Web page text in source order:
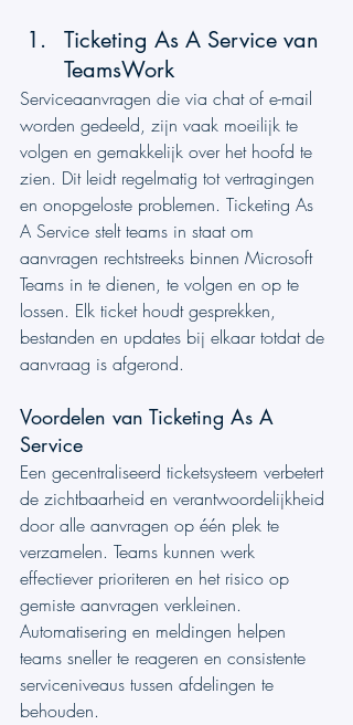
Ticketing As A Service van
TeamsWork
Serviceaanvragen die via chat of e-mail
worden gedeeld, zijn vaak moeilijk te
volgen en gemakkelijk over het hoofd te
zien. Dit leidt regelmatig tot vertragingen
en onopgeloste problemen. Ticketing As
A Service stelt teams in staat om
aanvragen rechtstreeks binnen Microsoft
Teams in te dienen, te volgen en op te
lossen. Elk ticket houdt gesprekken,
bestanden en updates bij elkaar totdat de
aanvraag is afgerond.
Voordelen van Ticketing As A
Service
Een gecentraliseerd ticketsysteem verbetert
de zichtbaarheid en verantwoordelijkheid
door alle aanvragen op één plek te
verzamelen. Teams kunnen werk
effectiever prioriteren en het risico op
gemiste aanvragen verkleinen.
Automatisering en meldingen helpen
teams sneller te reageren en consistente
serviceniveaus tussen afdelingen te
behouden.